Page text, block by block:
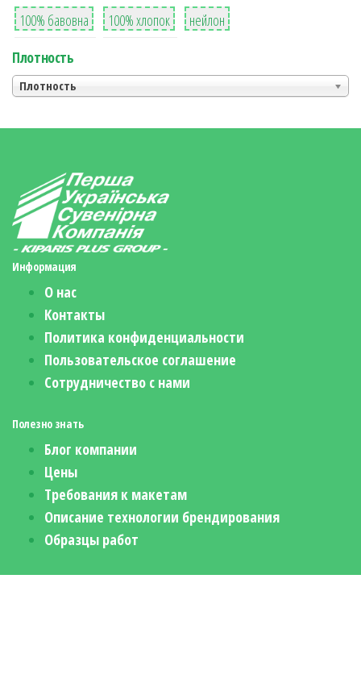
8
100% бавовна
36
100% хлопок
2
нейлон
Плотность
Плотность
Информация
О нас
Контакты
Политика конфиденциальности
Пользовательское соглашение
Сотрудничество с нами
Полезно знать
Блог компании
Цены
Требования к макетам
Описание технологии брендирования
Образцы работ